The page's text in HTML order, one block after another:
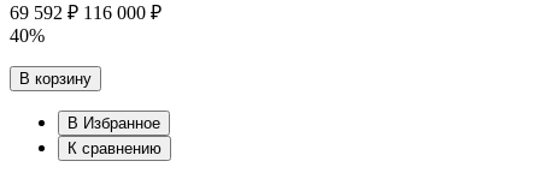
69 592 ₽ 116 000 ₽
40%
В корзину
В Избранное
К сравнению